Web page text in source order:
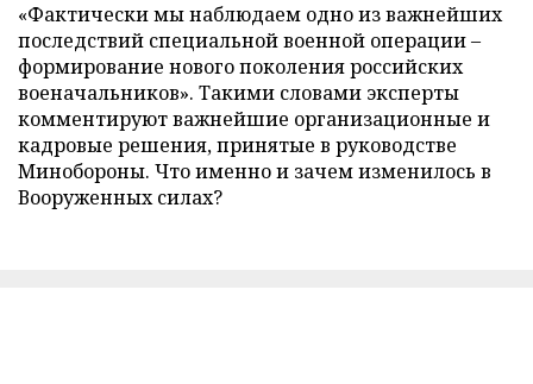
«Фактически мы наблюдаем одно из важнейших
последствий специальной военной операции –
формирование нового поколения российских
военачальников». Такими словами эксперты
комментируют важнейшие организационные и
кадровые решения, принятые в руководстве
Минобороны. Что именно и зачем изменилось в
Вооруженных силах?